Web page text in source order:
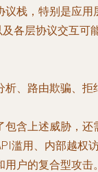
议栈，特别是应用
及各层协议交互可
析、路由欺骗、拒
包含上述威胁，还
滥用、内部越权
用户的复合型攻击